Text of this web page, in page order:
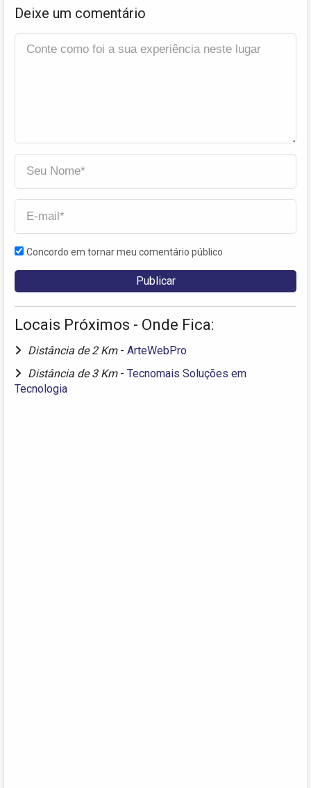
Deixe um comentário
Concordo em tornar meu comentário público
Locais Próximos - Onde Fica:
Distância de 2 Km - ArteWebPro
Distância de 3 Km - Tecnomais Soluções em
Tecnologia